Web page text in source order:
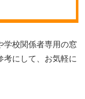
学校関係者専用の窓
考にして、お気軽に